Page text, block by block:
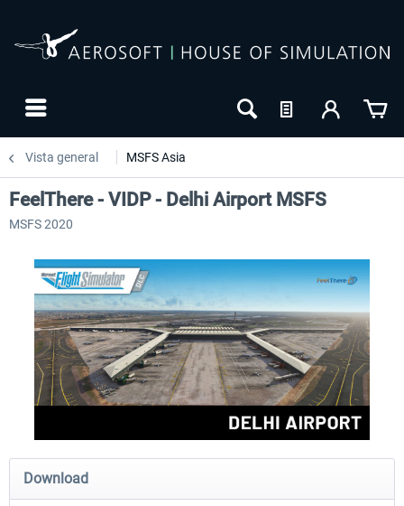
Vista general MSFS Asia
Aerosoft Mt. Everest Airports Vol. 1 -
FeelThere - VIDP - Delhi Airport MSFS
MSFS 2020
Download